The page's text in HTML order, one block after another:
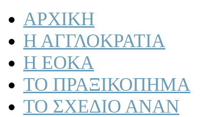
ΑΡΧΙΚΗ
Η ΑΓΓΛΟΚΡΑΤΙΑ
Η ΕΟΚΑ
ΤΟ ΠΡΑΞΙΚΟΠΗΜΑ
ΤΟ ΣΧΕΔΙΟ ΑΝΑΝ